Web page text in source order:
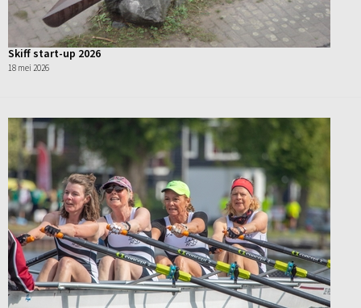
Skiff start-up 2026
18 mei 2026